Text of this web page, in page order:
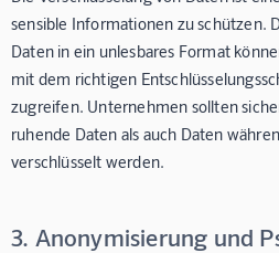
sensible Informationen zu schützen.
Daten in ein unlesbares Format
mit dem richtigen
zugreifen. Unternehmen sollten
ruhende Daten als auch Daten
verschlüsselt werden.
3. Anonymisierung und